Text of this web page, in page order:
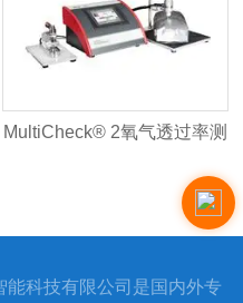
MultiCheck® 2氧气透过率测
能科技有限公司是国内外专